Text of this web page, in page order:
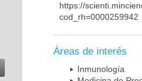
https://
cod_rh=0000259942
Áreas de interés
Inmunología